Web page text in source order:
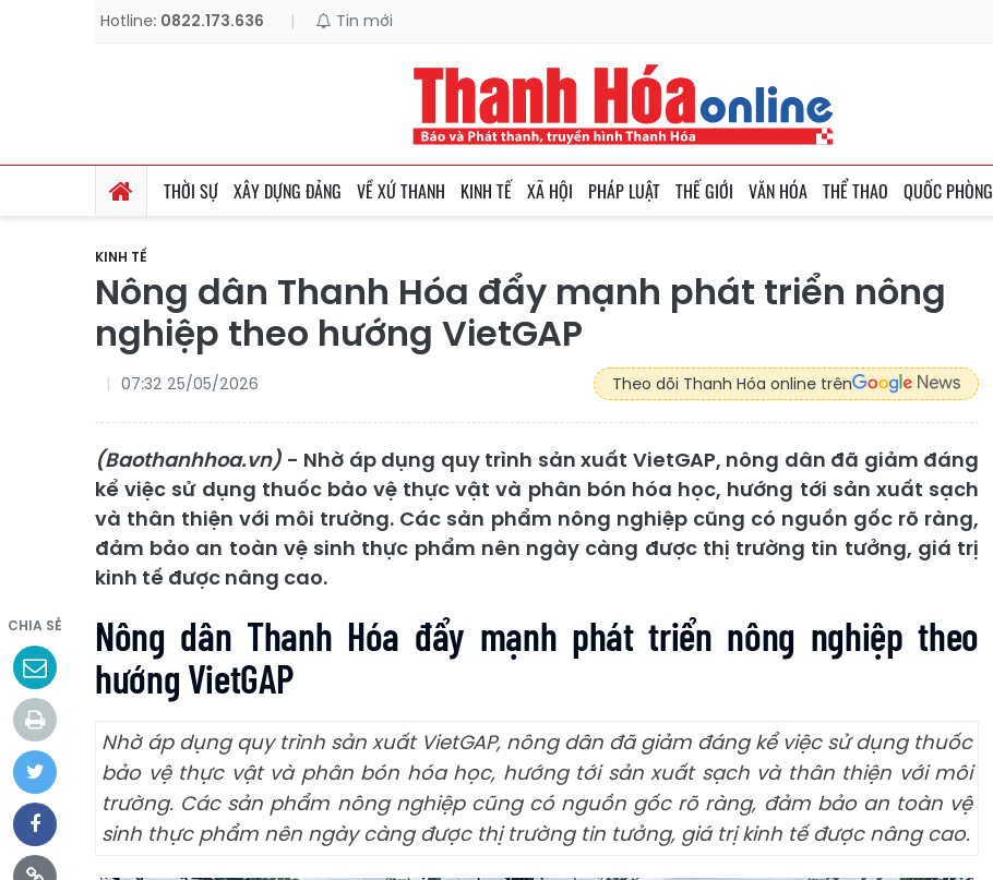
Hotline: 0822.173.636 | Tin mới
THỜI SỰ XÂY DỰNG ĐẢNG VỀ XỨ THANH KINH TẾ XÃ HỘI PHÁP LUẬT THẾ GIỚI VĂN HÓA THỂ THAO QUỐC PHÒNG
KINH TẾ
Nông dân Thanh Hóa đẩy mạnh phát triển nông
nghiệp theo hướng VietGAP
07:32 25/05/2026 Theo dõi Thanh Hóa online trên
(Baothanhhoa.vn) - Nhờ áp dụng quy trình sản xuất VietGAP, nông dân đã giảm đáng
kể việc sử dụng thuốc bảo vệ thực vật và phân bón hóa học, hướng tới sản xuất sạch
và thân thiện với môi trường. Các sản phẩm nông nghiệp cũng có nguồn gốc rõ ràng,
đảm bảo an toàn vệ sinh thực phẩm nên ngày càng được thị trường tin tưởng, giá trị
kinh tế được nâng cao.
CHIA SẺ
Nông dân Thanh Hóa đẩy mạnh phát triển nông nghiệp theo
hướng VietGAP
Nhờ áp dụng quy trình sản xuất VietGAP, nông dân đã giảm đáng kể việc sử dụng thuốc
bảo vệ thực vật và phân bón hóa học, hướng tới sản xuất sạch và thân thiện với môi
trường. Các sản phẩm nông nghiệp cũng có nguồn gốc rõ ràng, đảm bảo an toàn vệ
sinh thực phẩm nên ngày càng được thị trường tin tưởng, giá trị kinh tế được nâng cao.